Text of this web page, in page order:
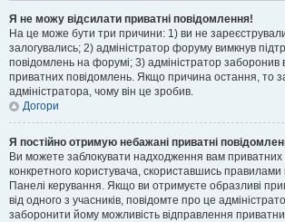
Я не можу відсилати приватні повідомлення!
На це може бути три причини: 1) ви не
залогувались; 2) адміністратор форуму вимкнув
повідомлень на форумі; 3) адміністратор заборонив
приватних повідомлень. Якщо причина остання, то
адміністратора, чому він це зробив.
Догори
Я постійно отримую небажані приватні
Ви можете заблокувати надходження вам приватних
конкретного користувача, скориставшись правилами
Панелі керування. Якщо ви отримуєте образливі
від одного з учасників, повідомте про це
заборонити йому можливість відправлення